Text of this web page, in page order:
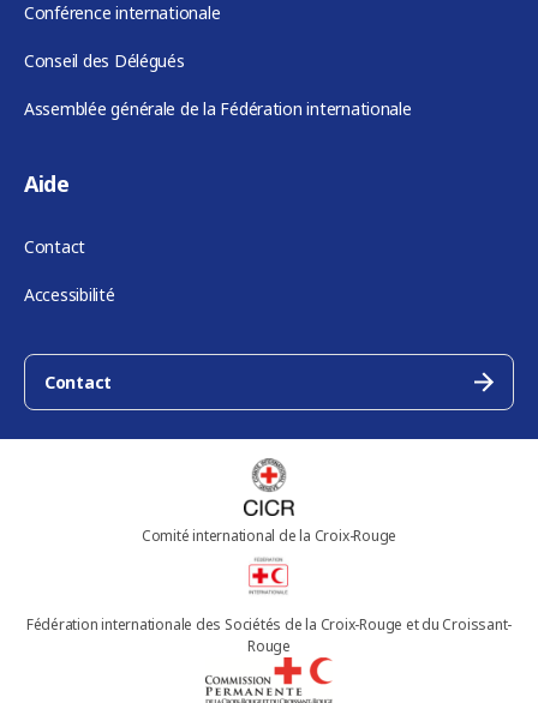
Conférence internationale
Conseil des Délégués
Assemblée générale de la Fédération internationale
Aide
Contact
Accessibilité
Contact
Comité international de la Croix-Rouge
Fédération internationale des Sociétés de la Croix-Rouge et du Croissant-
Rouge